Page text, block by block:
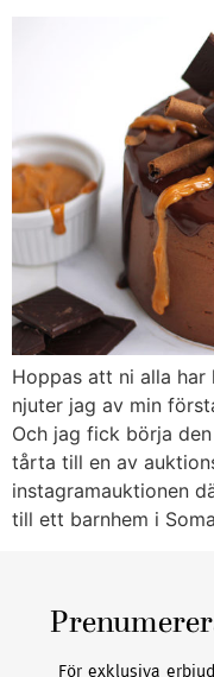
Hoppas att ni alla har
njuter jag av min
Och jag fick börja
tårta till en av
instagramauktionen
till ett barnhem i
För exklusiva